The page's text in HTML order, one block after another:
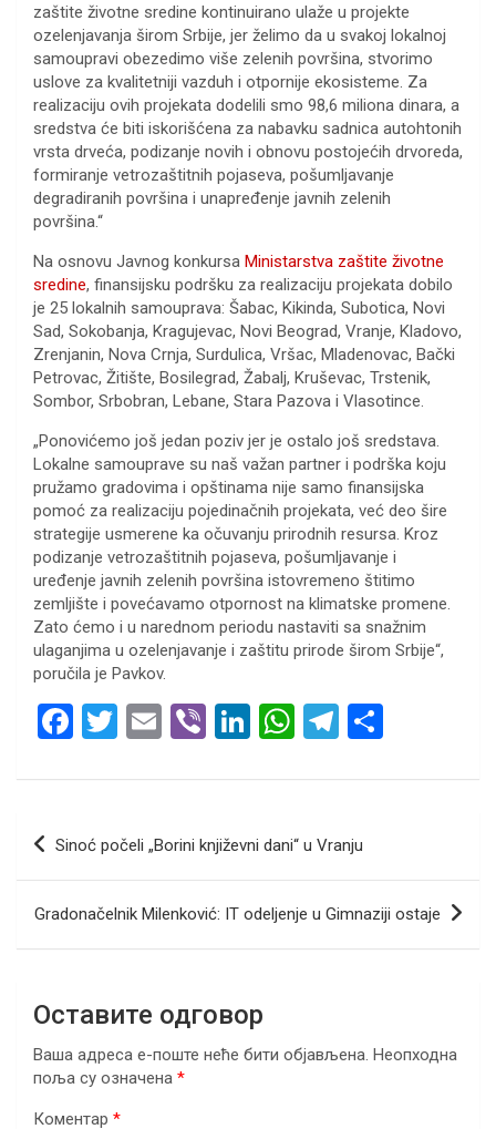
zaštite životne sredine kontinuirano ulaže u projekte
ozelenjavanja širom Srbije, jer želimo da u svakoj lokalnoj
samoupravi obezedimo više zelenih površina, stvorimo
uslove za kvalitetniji vazduh i otpornije ekosisteme. Za
realizaciju ovih projekata dodelili smo 98,6 miliona dinara, a
sredstva će biti iskorišćena za nabavku sadnica autohtonih
vrsta drveća, podizanje novih i obnovu postojećih drvoreda,
formiranje vetrozaštitnih pojaseva, pošumljavanje
degradiranih površina i unapređenje javnih zelenih
površina.“
Na osnovu Javnog konkursa Ministarstva zaštite životne
sredine, finansijsku podršku za realizaciju projekata dobilo
je 25 lokalnih samouprava: Šabac, Kikinda, Subotica, Novi
Sad, Sokobanja, Kragujevac, Novi Beograd, Vranje, Kladovo,
Zrenjanin, Nova Crnja, Surdulica, Vršac, Mladenovac, Bački
Petrovac, Žitište, Bosilegrad, Žabalj, Kruševac, Trstenik,
Sombor, Srbobran, Lebane, Stara Pazova i Vlasotince.
„Ponovićemo još jedan poziv jer je ostalo još sredstava.
Lokalne samouprave su naš važan partner i podrška koju
pružamo gradovima i opštinama nije samo finansijska
pomoć za realizaciju pojedinačnih projekata, već deo šire
strategije usmerene ka očuvanju prirodnih resursa. Kroz
podizanje vetrozaštitnih pojaseva, pošumljavanje i
uređenje javnih zelenih površina istovremeno štitimo
zemljište i povećavamo otpornost na klimatske promene.
Zato ćemo i u narednom periodu nastaviti sa snažnim
ulaganjima u ozelenjavanje i zaštitu prirode širom Srbije“,
poručila je Pavkov.
F
ce
o
k
T
tt
er
E
ail
Vi
er
Li
ke
dI
n
W
at
s
A
p
p
T
e
gr
a
ar
Кретање
чланка
Sinoć počeli „Borini književni dani“ u Vranju
Gradonačelnik Milenković: IT odeljenje u Gimnaziji ostaje
Оставите одговор
Ваша адреса е-поште неће бити објављена. Неопходна
поља су означена *
Коментар *